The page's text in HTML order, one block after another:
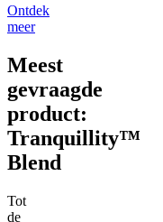
Ontdek
meer
Meest
gevraagde
product:
Tranquillity™
Blend
Tot
de